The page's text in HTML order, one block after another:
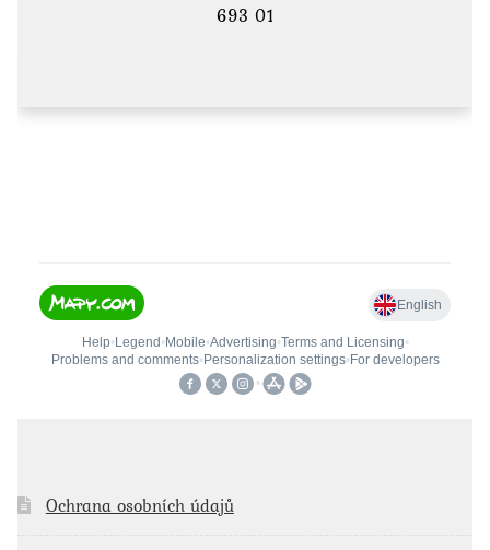
693 01
Ochrana osobních údajů